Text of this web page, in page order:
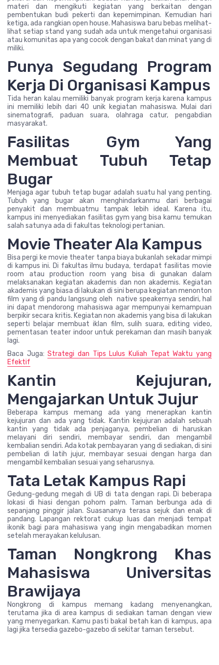
materi dan mengikuti kegiatan yang berkaitan dengan
pembentukan budi pekerti dan kepemimpinan. Kemudian hari
ketiga, ada rangkian open house. Mahasiswa baru bebas melihat-
lihat setiap stand yang sudah ada untuk mengetahui organisasi
atau komunitas apa yang cocok dengan bakat dan minat yang di
miliki.
Punya Segudang Program
Kerja Di Organisasi Kampus
Tida heran kalau memiliki banyak program kerja karena kampus
ini memiliki lebih dari 40 unik kegiatan mahasiswa. Mulai dari
sinematografi, paduan suara, olahraga catur, pengabdian
masyarakat.
Fasilitas Gym Yang
Membuat Tubuh Tetap
Bugar
Menjaga agar tubuh tetap bugar adalah suatu hal yang penting.
Tubuh yang bugar akan menghindarkanmu dari berbagai
penyakit dan membuatmu tampak lebih ideal. Karena itu,
kampus ini menyediakan fasilitas gym yang bisa kamu temukan
salah satunya ada di fakultas teknologi pertanian.
Movie Theater Ala Kampus
Bisa pergi ke movie theater tanpa biaya bukanlah sekadar mimpi
di kampus ini. Di fakultas ilmu budaya, terdapat fasilitas movie
room atau production room yang bisa di gunakan dalam
melaksanakan kegiatan akademis dan non akademis. Kegiatan
akademis yang biasa di lakukan di sini berupa kegiatan menonton
film yang di pandu langsung oleh native speakernya sendiri, hal
ini dapat mendorong mahasiswa agar mempunyai kemampuan
berpikir secara kritis. Kegiatan non akademis yang bisa di lakukan
seperti belajar membuat iklan film, sulih suara, editing video,
pementasan teater indoor untuk perekaman dan masih banyak
lagi.
Baca Juga:Strategi dan Tips Lulus Kuliah Tepat Waktu yang
Efektif
Kantin Kejujuran,
Mengajarkan Untuk Jujur
Beberapa kampus memang ada yang menerapkan kantin
kejujuran dan ada yang tidak. Kantin kejujuran adalah sebuah
kantin yang tidak ada penjaganya, pembelian di haruskan
melayani diri sendiri, membayar sendiri, dan mengambil
kembalian sendiri. Ada kotak pembayaran yang di sediakan, di sini
pembelian di latih jujur, membayar sesuai dengan harga dan
mengambil kembalian sesuai yang seharusnya.
Tata Letak Kampus Rapi
Gedung-gedung megah di UB di tata dengan rapi. Di beberapa
lokasi di hiasi dengan pohom palm. Taman berbunga ada di
sepanjang pinggir jalan. Suasananya terasa sejuk dan enak di
pandang. Lapangan rektorat cukup luas dan menjadi tempat
ikonik bagi para mahasiswa yang ingin mengabadikan momen
setelah merayakan kelulusan.
Taman Nongkrong Khas
Mahasiswa Universitas
Brawijaya
Nongkrong di kampus memang kadang menyenangkan,
terutama jika di area kampus di sediakan taman dengan view
yang menyegarkan. Kamu pasti bakal betah kan di kampus, apa
lagi jika tersedia gazebo-gazebo di sekitar taman tersebut.